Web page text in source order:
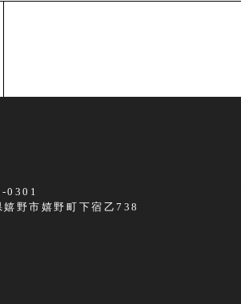
0301
嬉野市嬉野町下宿乙738